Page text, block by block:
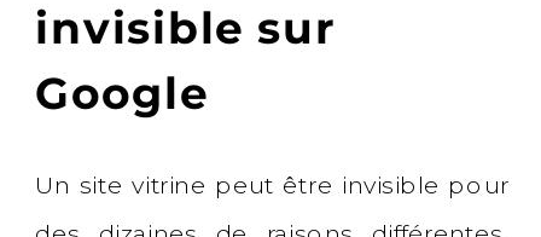
invisible sur
Google
Un site vitrine peut être invisible pour